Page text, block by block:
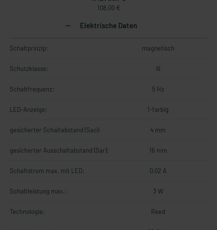
108,00 €
Elektrische Daten
Schaltprinzip: magnetisch
Schutzklasse: III
Schaltfrequenz: 5 Hz
LED-Anzeige: 1-farbig
gesicherter Schaltabstand (Sao): 4 mm
gesicherter Ausschaltabstand (Sar): 16 mm
Schaltstrom max. mit LED: 0,02 A
Schaltleistung max.: 3 W
Technologie: Reed